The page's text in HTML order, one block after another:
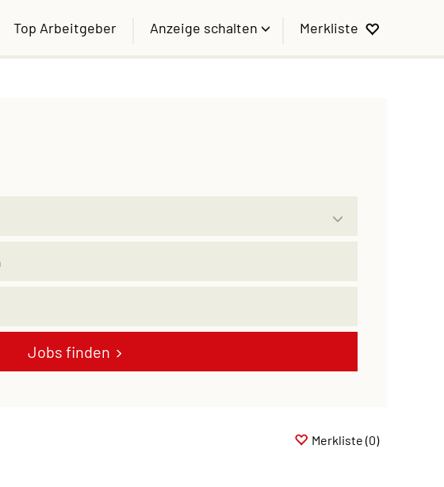
Top Arbeitgeber Anzeige schalten Merkliste
Jobs finden
Merkliste (0)